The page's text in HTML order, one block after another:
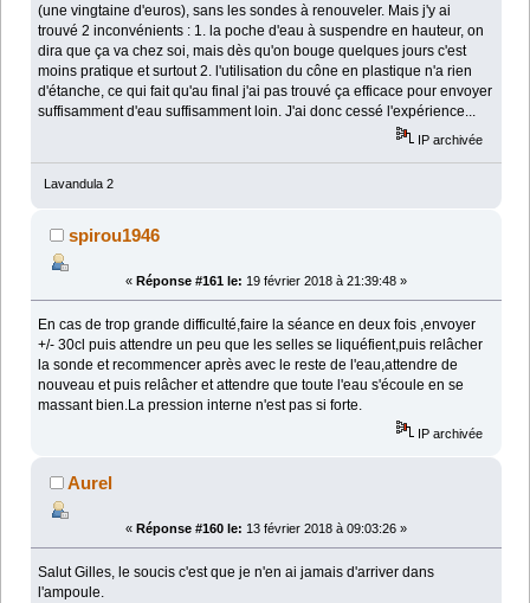
(une vingtaine d'euros), sans les sondes à renouveler. Mais j'y ai
trouvé 2 inconvénients : 1. la poche d'eau à suspendre en hauteur, on
dira que ça va chez soi, mais dès qu'on bouge quelques jours c'est
moins pratique et surtout 2. l'utilisation du cône en plastique n'a rien
d'étanche, ce qui fait qu'au final j'ai pas trouvé ça efficace pour envoyer
suffisamment d'eau suffisamment loin. J'ai donc cessé l'expérience...
IP archivée
Lavandula 2
spirou1946
« Réponse #161 le: 19 février 2018 à 21:39:48 »
En cas de trop grande difficulté,faire la séance en deux fois ,envoyer
+/- 30cl puis attendre un peu que les selles se liquéfient,puis relâcher
la sonde et recommencer après avec le reste de l'eau,attendre de
nouveau et puis relâcher et attendre que toute l'eau s'écoule en se
massant bien.La pression interne n'est pas si forte.
IP archivée
Aurel
« Réponse #160 le: 13 février 2018 à 09:03:26 »
Salut Gilles, le soucis c'est que je n'en ai jamais d'arriver dans
l'ampoule.